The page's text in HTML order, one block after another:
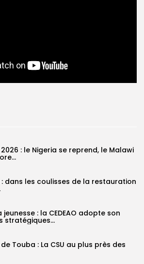
: le Nigeria se reprend, le Malawi
dans les coulisses de la restauration
: la CEDEAO adopte son
stratégiques...
Touba : La CSU au plus près des